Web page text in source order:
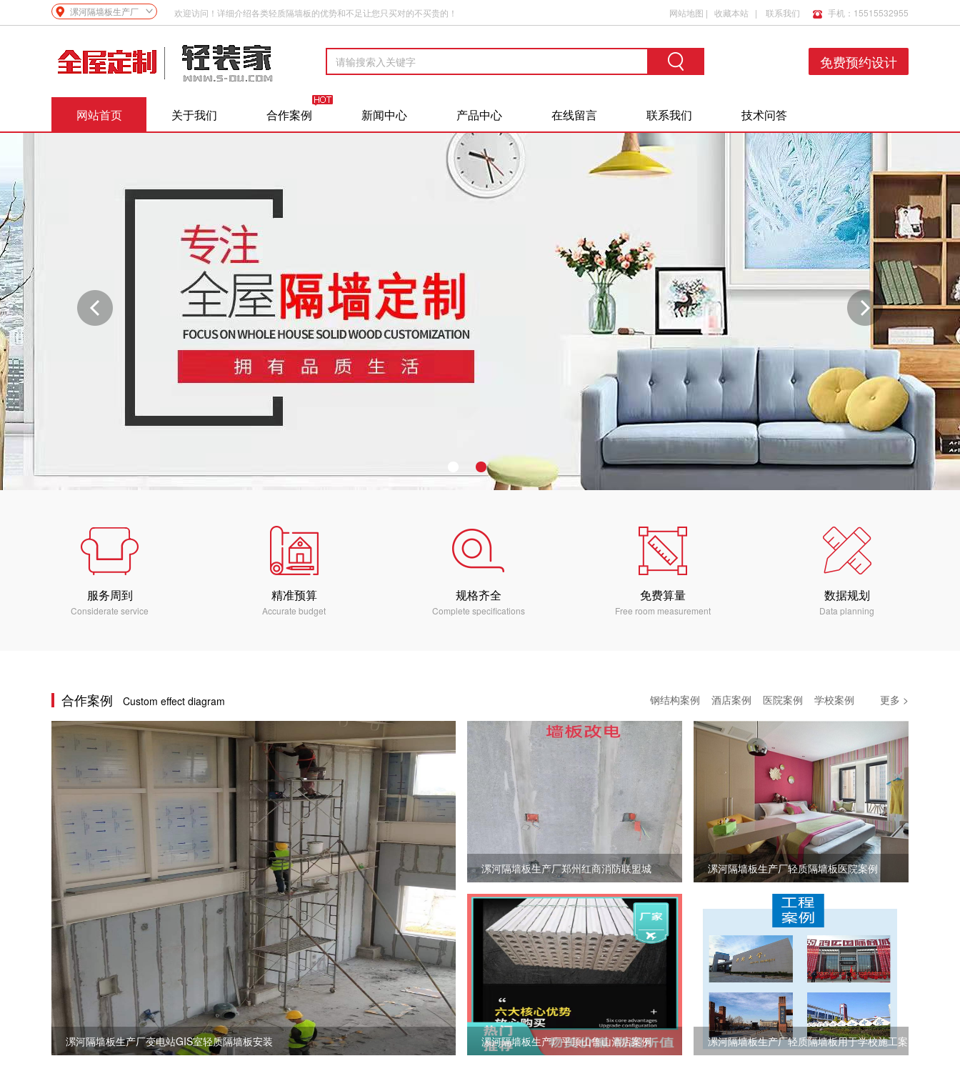
漯河隔墙板生产厂 欢迎访问！详细介绍各类轻质隔墙板的优势和不足让您只买对的不买贵的！ 网站地图 | 收藏本站 | 联系我们 手机：15515532955
免费预约设计
网站首页 关于我们 合作案例 新闻中心 产品中心 在线留言 联系我们 技术问答
服务周到
Considerate service
精准预算
Accurate budget
规格齐全
Complete specifications
免费算量
Free room measurement
数据规划
Data planning
合作案例 Custom effect diagram 钢结构案例 酒店案例 医院案例 学校案例 更多 >
漯河隔墙板生产厂变电站GIS室轻质隔墙板安装
漯河隔墙板生产厂郑州红商消防联盟城 漯河隔墙板生产厂轻质隔墙板医院案例
漯河隔墙板生产厂平顶山鲁山酒店案例
漯河隔墙板生产厂轻质隔墙板用于学校施工案